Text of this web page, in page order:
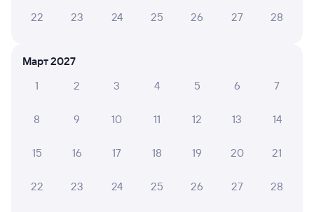
А ещё здесь можно найти
Отели Владимира
22 23 24 25 26 27 28
Март 2027
1
2 3 4 5 6 7
8 9 10 11 12 13 14
15 16 17 18 19 20 21
22 23 24 25 26 27 28